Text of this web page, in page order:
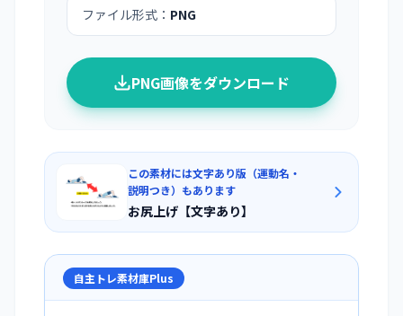
ファイル形式： PNG
PNG画像をダウンロード
この素材には文字あり版（運動名・
説明つき）もあります
お尻上げ【文字あり】
自主トレ素材庫Plus